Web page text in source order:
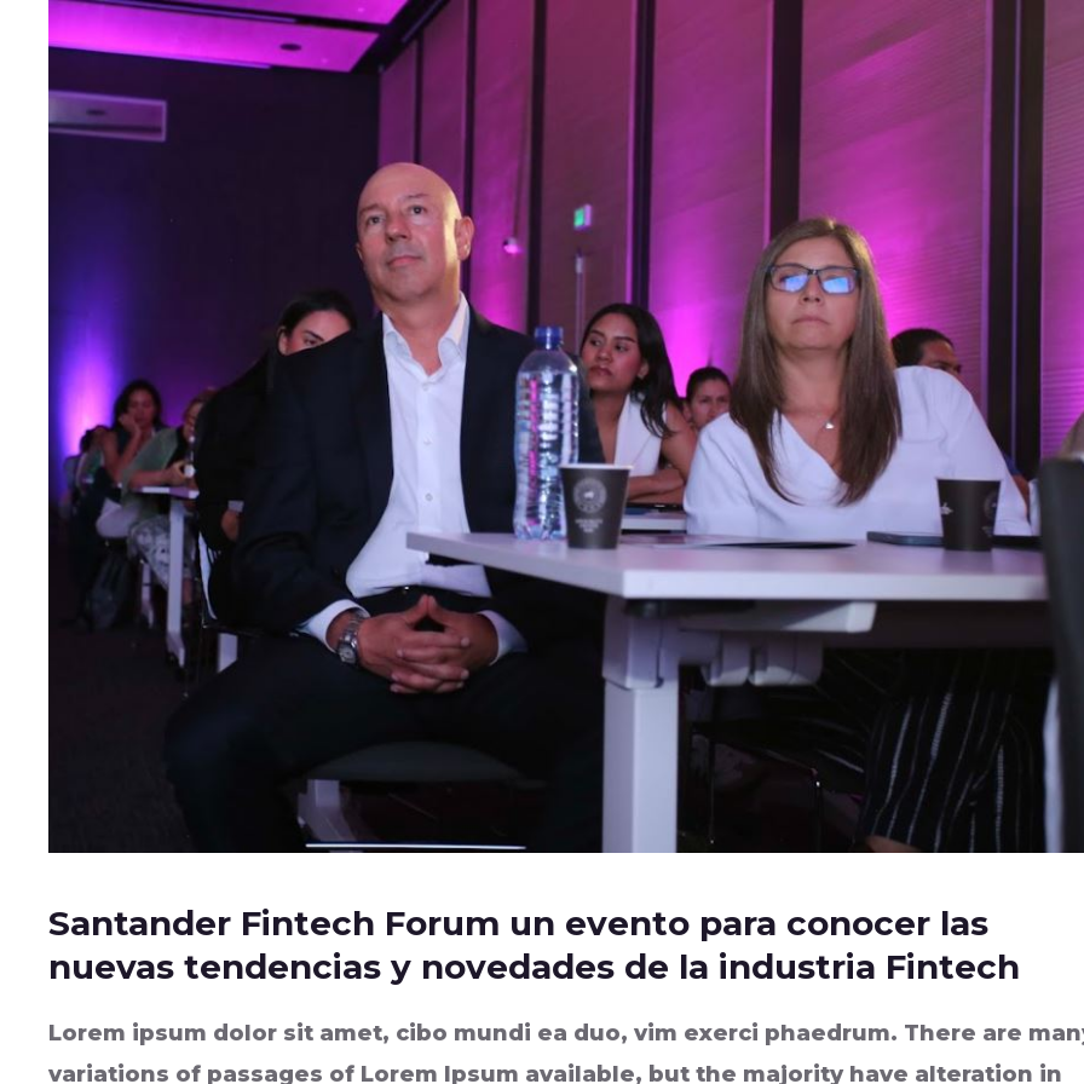
Santander Fintech Forum un evento para conocer las
nuevas tendencias y novedades de la industria Fintech
Lorem ipsum dolor sit amet, cibo mundi ea duo, vim exerci phaedrum. There are
variations of passages of Lorem Ipsum available, but the majority have alteration in